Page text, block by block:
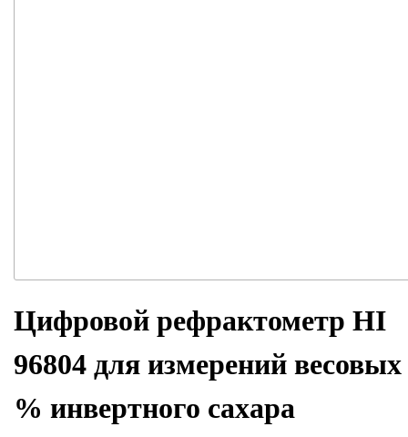
Цифровой рефрактометр HI
96804 для измерений весовых
% инвертного сахара